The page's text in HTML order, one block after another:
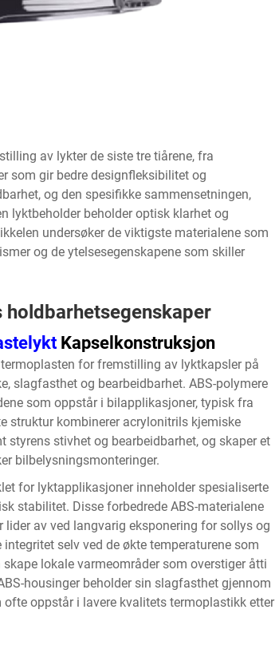
av lykter de siste tre tiårene, fra
som gir bedre designfleksibilitet og
og den spesifikke sammensetningen,
lyktbeholder beholder optisk klarhet og
undersøker de viktigste materialene som
og de ytelsesegenskapene som skiller
Kapselkonstruksjon
for fremstilling av lyktkapsler på
slagfasthet og bearbeidbarhet. ABS-polymere
som oppstår i bilapplikasjoner, typisk fra
struktur kombinerer acrylonitrils kjemiske
stivhet og bearbeidbarhet, og skaper et
bilbelysningsmonteringer.
for lyktapplikasjoner inneholder spesialiserte
stabilitet. Disse forbedrede ABS-materialene
av ved langvarig eksponering for sollys og
selv ved de økte temperaturene som
lokale varmeområder som overstiger åtti
housinger beholder sin slagfasthet gjennom
oppstår i lavere kvalitets termoplastikk etter